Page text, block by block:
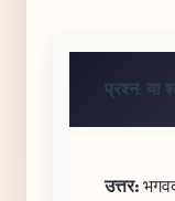
प्रश्न: या
उत्तर: